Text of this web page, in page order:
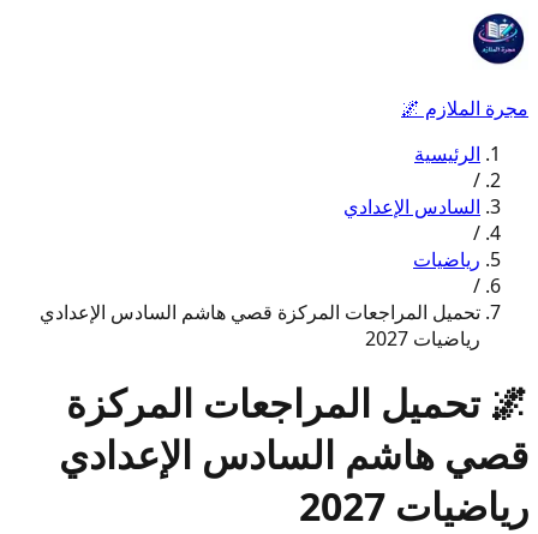
مجرة الملازم 🌌
الرئيسية
/
السادس الإعدادي
/
رياضيات
/
تحميل المراجعات المركزة قصي هاشم السادس الإعدادي
رياضيات 2027
🌌 تحميل المراجعات المركزة
قصي هاشم السادس الإعدادي
رياضيات 2027